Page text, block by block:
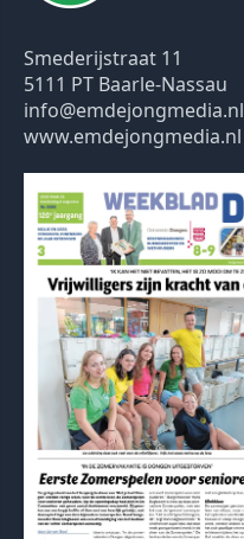
Smederijstraat 11
5111 PT Baarle-Nassau
info@emdejongmedia.nl
www.emdejongmedia.nl